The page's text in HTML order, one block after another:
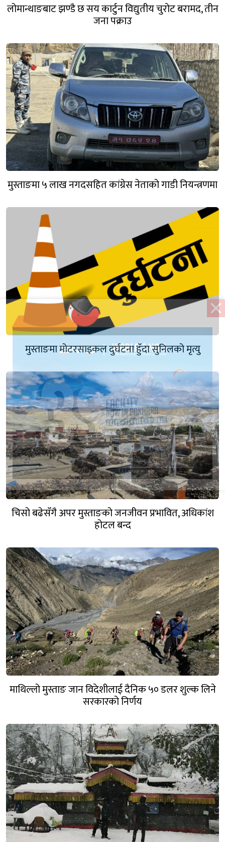
लोमान्थाङबाट झण्डै छ सय कार्टुन विद्युतीय चुरोट बरामद, तीन
जना पक्राउ
मुस्ताङमा ५ लाख नगदसहित कांग्रेस नेताको गाडी नियन्त्रणमा
मुस्ताङमा मोटरसाइकल दुर्घटना हुँदा सुनिलको मृत्यु
चिसो बढेसँगै अपर मुस्ताङको जनजीवन प्रभावित, अधिकांश
होटल बन्द
माथिल्लो मुस्ताङ जान विदेशीलाई दैनिक ५० डलर शुल्क लिने
सरकारको निर्णय